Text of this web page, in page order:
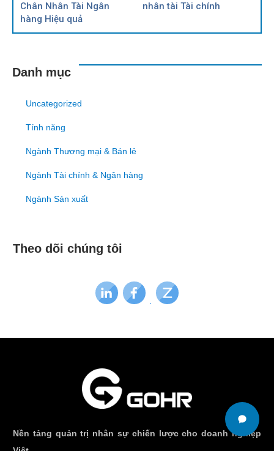
Chân Nhân Tài Ngân
hàng Hiệu quả
nhân tài Tài chính
Danh mục
Uncategorized
Tính năng
Ngành Thương mại & Bán lẻ
Ngành Tài chính & Ngân hàng
Ngành Sản xuất
Theo dõi chúng tôi
Nền tảng quản trị nhân sự chiến lược cho doanh nghiệp